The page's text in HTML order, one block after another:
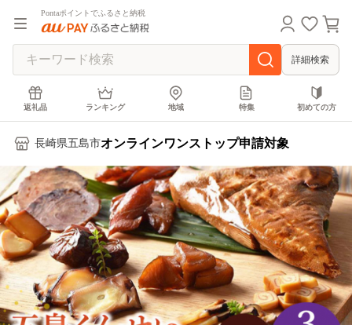
Pontaポイントでふるさと納税
詳細検索
返礼品 ランキング 地域 特集 初めての方
長崎県五島市オンラインワンストップ申請対象